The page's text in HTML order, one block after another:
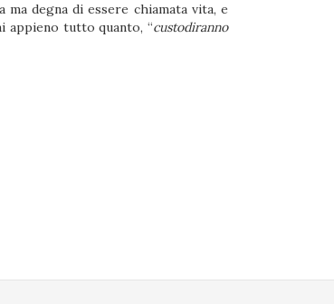
degna di essere chiamata vita, e
appieno tutto quanto, “custodiranno